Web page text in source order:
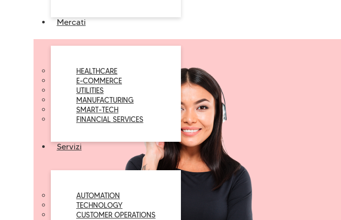
Mercati
HEALTHCARE
E-COMMERCE
UTILITIES
MANUFACTURING
SMART-TECH
FINANCIAL SERVICES
Servizi
AUTOMATION
TECHNOLOGY
CUSTOMER OPERATIONS